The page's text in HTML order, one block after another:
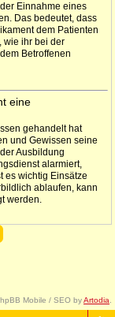
Einnahme eines
Das bedeutet, dass
dem Patienten
wie ihr bei der
Betroffenen
eine
gehandelt hat
und Gewissen seine
Ausbildung
alarmiert,
es wichtig Einsätze
ablaufen, kann
werden.
Mobile / SEO byArtodia